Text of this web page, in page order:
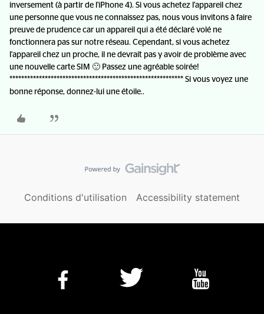
inversement (à partir de l'iPhone 4). Si vous achetez l'appareil chez
une personne que vous ne connaissez pas, nous vous invitons à faire
preuve de prudence car un appareil qui a été déclaré volé ne
fonctionnera pas sur notre réseau. Cependant, si vous achetez
l'appareil chez un proche, il ne devrait pas y avoir de problème avec
une nouvelle carte SIM 🙂 Passez une agréable soirée!
*********************************************************** Si vous voyez une
bonne réponse, donnez-lui une étoile..
Conditions d'utilisation Accessibility statement